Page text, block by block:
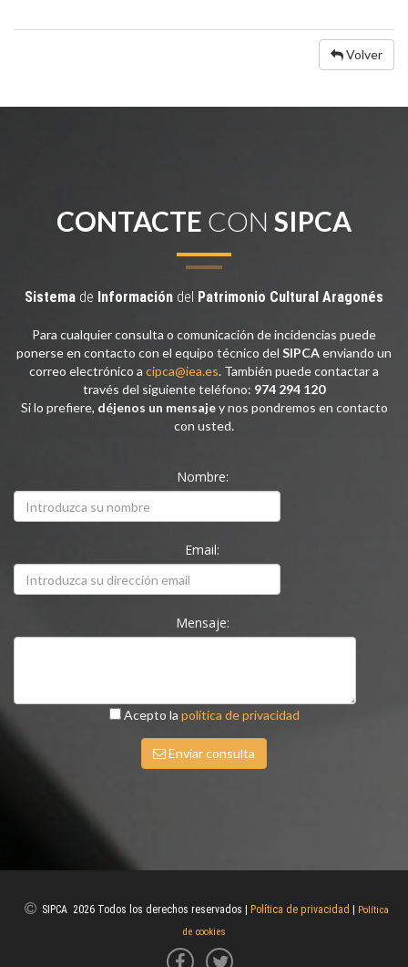
Volver
CONTACTE CON SIPCA
Sistema de Información del Patrimonio Cultural Aragonés
Para cualquier consulta o comunicación de incidencias puede
ponerse en contacto con el equipo técnico del SIPCAenviando un
correo electrónico a cipca@iea.es. También puede contactar a
través del siguiente teléfono: 974 294 120
Si lo prefiere, déjenos un mensajey nos pondremos en contacto
con usted.
Nombre:
Email:
Mensaje:
Acepto la política de privacidad
Enviar consulta
SIPCA 2026 Todos los derechos reservados | Política de privacidad
Política
de cookies